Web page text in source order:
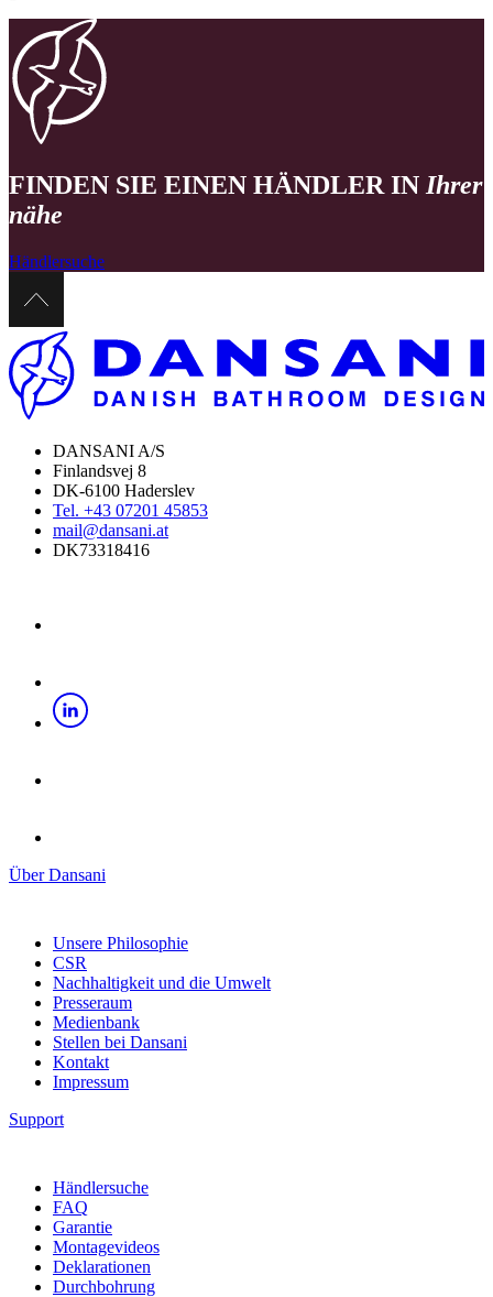
FINDEN SIE EINEN HÄNDLER IN Ihrer
nähe
Händlersuche
DANSANI A/S
Finlandsvej 8
DK-6100 Haderslev
Tel. +43 07201 45853
mail@dansani.at
DK73318416
Über Dansani
Unsere Philosophie
CSR
Nachhaltigkeit und die Umwelt
Presseraum
Medienbank
Stellen bei Dansani
Kontakt
Impressum
Support
Händlersuche
FAQ
Garantie
Montagevideos
Deklarationen
Durchbohrung